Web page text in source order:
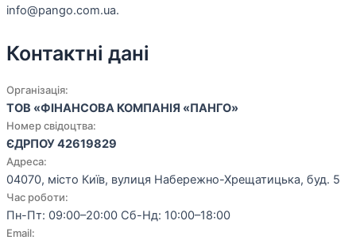
info@pango.com.ua.
Контактні дані
Організація:
ТОВ «ФІНАНСОВА КОМПАНІЯ «ПАНГО»
Номер свідоцтва:
ЄДРПОУ 42619829
Адреса:
04070, місто Київ, вулиця Набережно-Хрещатицька, буд. 5
Час роботи:
Пн-Пт: 09:00–20:00 Сб-Нд: 10:00–18:00
Email: